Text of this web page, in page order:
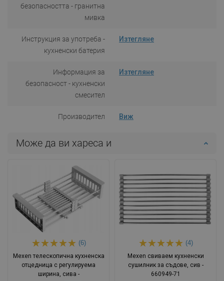
безопасността - гранитна
мивка
Инструкция за употреба -
кухненски батерия
Изтегляне
Информация за
безопасност - кухненски
смесител
Изтегляне
Производител Виж
Може да ви хареса и
(6)
Mexen телескопична кухненска
отцедница с регулируема
ширина, сива -
(4)
Mexen свиваем кухненски
сушилник за съдове, сив -
660949-71